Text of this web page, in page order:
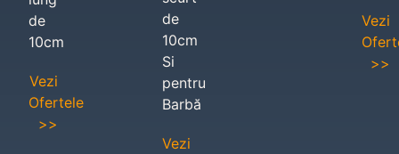
de
10cm
Vezi
Ofertele
>>
de
10cm
Si
pentru
Barbă
Vezi
Vezi
>>